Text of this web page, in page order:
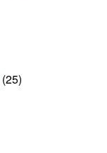
(25)